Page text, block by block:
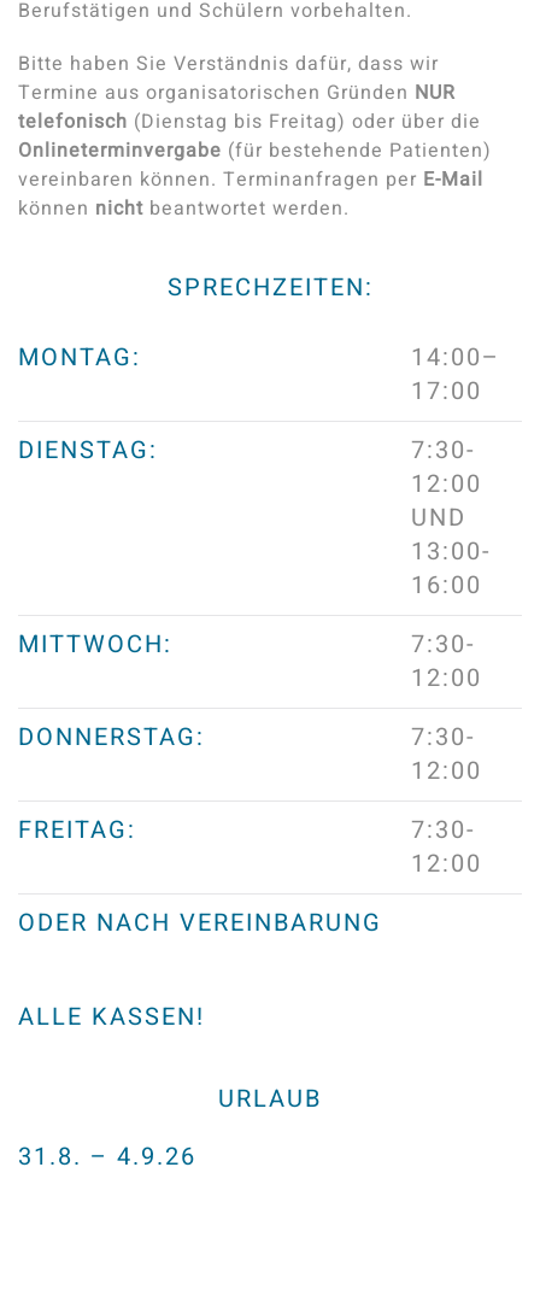
Berufstätigen und Schülern vorbehalten.
Bitte haben Sie Verständnis dafür, dass wir
Termine aus organisatorischen Gründen NUR
telefonisch (Dienstag bis Freitag) oder über die
Onlineterminvergabe (für bestehende Patienten)
vereinbaren können. Terminanfragen per E-Mail
können nicht beantwortet werden.
SPRECHZEITEN:
MONTAG:
14:00–
17:00
DIENSTAG:
7:30-
12:00
UND
13:00-
16:00
MITTWOCH:
7:30-
12:00
DONNERSTAG:
7:30-
12:00
FREITAG:
7:30-
12:00
ODER NACH VEREINBARUNG
ALLE KASSEN!
URLAUB
31.8. – 4.9.26